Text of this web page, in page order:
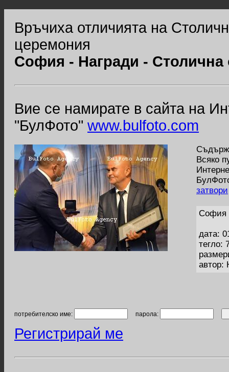
Връчиха отличията на
церемония
София - Награди -
Вие се намирате в сайта на
"БулФото" www.bulfoto.com
Всяко
затвори
София
дата:
тегло:
автор:
потребителско име: парола:
Регистрирай ме